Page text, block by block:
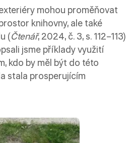
mohou proměňovat
knihovny, ale také
(Čtenář, 2024, č. 3, s. 112–113)
jsme příklady využití
kdo by měl být do této
stala prosperujícím